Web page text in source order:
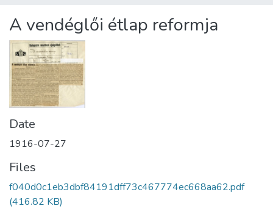
Statistics
About us
A vendéglői étlap reformja
Date
1916-07-27
Files
f040d0c1eb3dbf84191dff73c467774ec668aa62.pdf
(416.82 KB)